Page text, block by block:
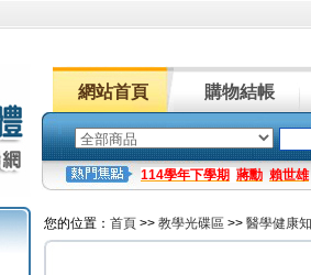
網站首頁 購物結帳
114學年下學期 蔣勳 賴世雄
您的位置： 首頁 >> 教學光碟區 >> 醫學健康